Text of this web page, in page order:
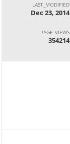
LAST_MODIFIED
Dec 23, 2014
PAGE_VIEWS
354214